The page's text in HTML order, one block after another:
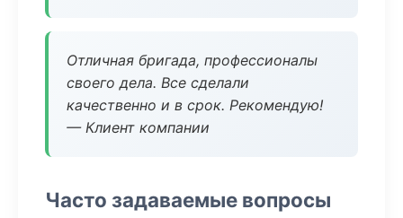
Отличная бригада, профессионалы
своего дела. Все сделали
качественно и в срок. Рекомендую!
— Клиент компании
Часто задаваемые вопросы